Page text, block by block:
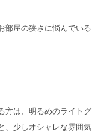
部屋の狭さに悩んでいる
方は、明るめのライトグ
、少しオシャレな雰囲気